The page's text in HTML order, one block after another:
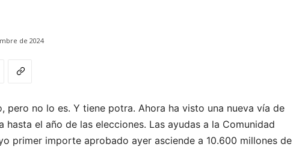
de 2024
pero no lo es. Y tiene potra. Ahora ha visto una nueva vía de
hasta el año de las elecciones. Las ayudas a la Comunidad
primer importe aprobado ayer asciende a 10.600 millones de